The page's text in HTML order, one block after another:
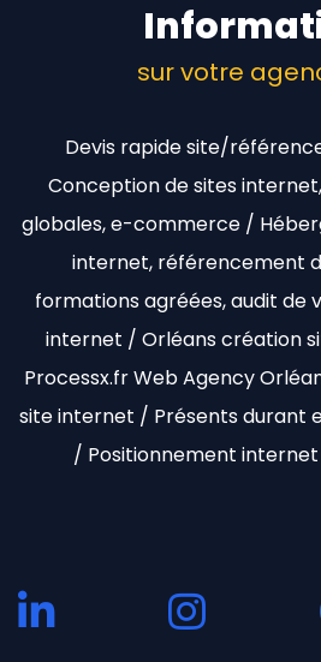
sur votre
Devis rapide site/
Conception de sites
globales, e-commerce /
internet, référencement
formations agréées, audit de
internet / Orléans création
Processx.fr Web Agency
site internet / Présents durant
/ Positionnement